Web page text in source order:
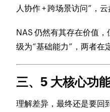
人协作 + 跨场景访问”，
NAS 仍然有其存在价值
级为“基础能力”，两者在
三、5 大核心功
理解差异，最终还是要回